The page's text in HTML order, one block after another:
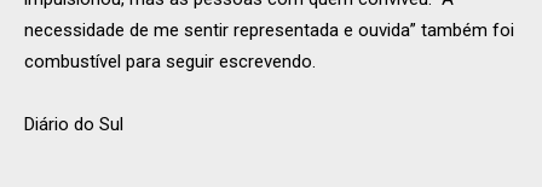
necessidade de me sentir representada e ouvida” também foi
combustível para seguir escrevendo.
Diário do Sul